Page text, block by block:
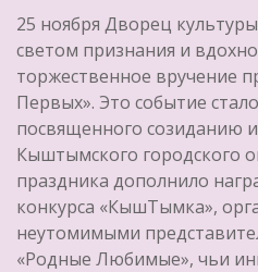
25 ноября Дворец
светом признания и
торжественное вручение
Первых». Это событие
посвященного созиданию
Кыштымского городского
праздника дополнило
конкурса «КышТымка»,
неутомимыми
«Родные Любимые», чьи